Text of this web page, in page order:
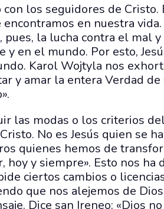
los seguidores de Cristo.
en nuestra
la lucha contra el mal
en el mundo. Por esto,
Karol Wojtyla nos
y amar la entera Verdad
las modas o los criterios
No es Jesús quien se
quienes hemos de
hoy y siempre». Esto nos ha
ciertos cambios o
que nos alejemos de
Dice san Ireneo: «Dios